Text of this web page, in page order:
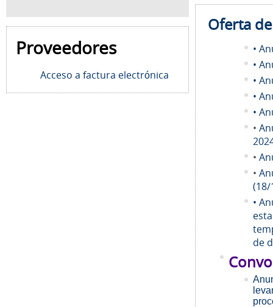
Proveedores
Acceso a factura electrónica
Oferta
•
•
•
•
•
•
•
•
(18/
•
de